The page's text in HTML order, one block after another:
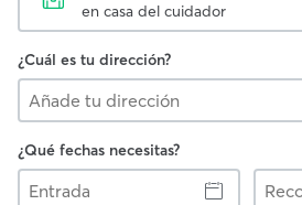
en casa del cuidador
¿Cuál es tu dirección?
¿Qué fechas necesitas?
Entrada